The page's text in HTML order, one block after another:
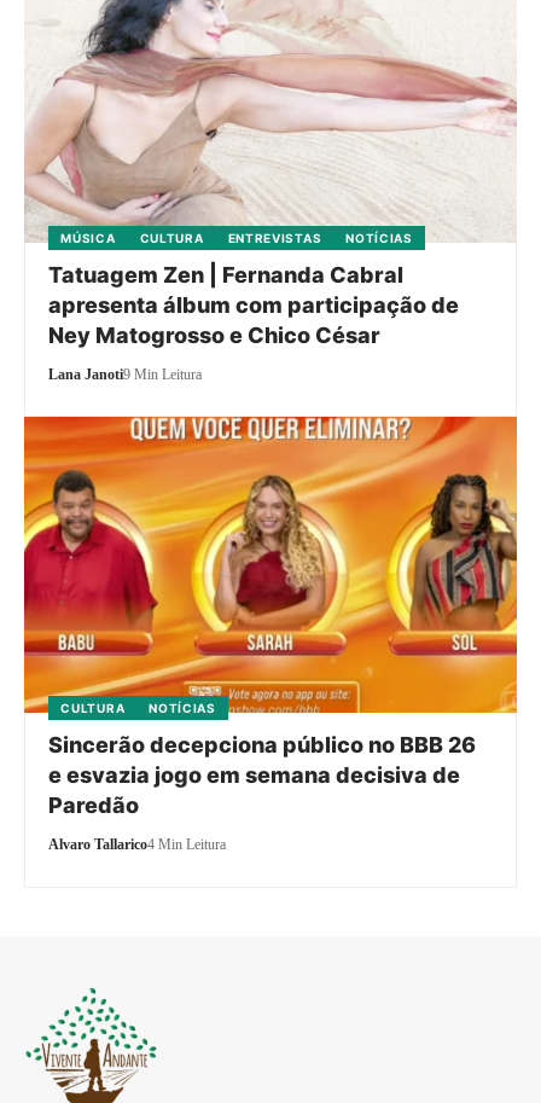
MÚSICA CULTURA ENTREVISTAS NOTÍCIAS
Tatuagem Zen | Fernanda Cabral
apresenta álbum com participação de
Ney Matogrosso e Chico César
Lana Janoti9 Min Leitura
CULTURA NOTÍCIAS
Sincerão decepciona público no BBB 26
e esvazia jogo em semana decisiva de
Paredão
Alvaro Tallarico4 Min Leitura